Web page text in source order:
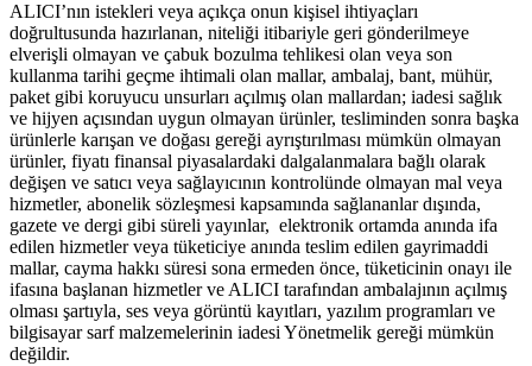
ALICI’nın istekleri veya açıkça onun kişisel ihtiyaçları
doğrultusunda hazırlanan, niteliği itibariyle geri gönderilmeye
elverişli olmayan ve çabuk bozulma tehlikesi olan veya son
kullanma tarihi geçme ihtimali olan mallar, ambalaj, bant, mühür,
paket gibi koruyucu unsurları açılmış olan mallardan; iadesi sağlık
ve hijyen açısından uygun olmayan ürünler, tesliminden sonra başka
ürünlerle karışan ve doğası gereği ayrıştırılması mümkün olmayan
ürünler, fiyatı finansal piyasalardaki dalgalanmalara bağlı olarak
değişen ve satıcı veya sağlayıcının kontrolünde olmayan mal veya
hizmetler, abonelik sözleşmesi kapsamında sağlananlar dışında,
gazete ve dergi gibi süreli yayınlar, elektronik ortamda anında ifa
edilen hizmetler veya tüketiciye anında teslim edilen gayrimaddi
mallar, cayma hakkı süresi sona ermeden önce, tüketicinin onayı ile
ifasına başlanan hizmetler ve ALICI tarafından ambalajının açılmış
olması şartıyla, ses veya görüntü kayıtları, yazılım programları ve
bilgisayar sarf malzemelerinin iadesi Yönetmelik gereği mümkün
değildir.